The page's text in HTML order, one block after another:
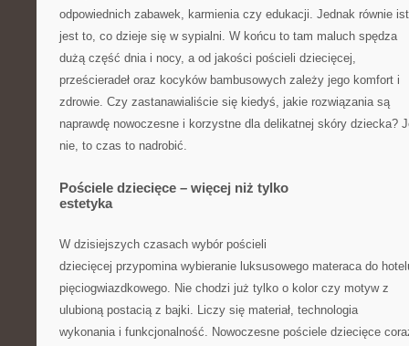
odpowiednich zabawek, karmienia czy edukacji. Jednak równie
jest to, co dzieje się w sypialni. W końcu to tam maluch spędza
dużą część dnia i nocy, a od jakości pościeli dziecięcej,
prześcieradeł oraz kocyków bambusowych zależy jego komfort i
zdrowie. Czy zastanawialiście się kiedyś, jakie rozwiązania są
naprawdę nowoczesne i korzystne dla delikatnej skóry dziecka?
nie, to czas to nadrobić.
Pościele dziecięce – więcej niż tylko
estetyka
W dzisiejszych czasach wybór pościeli
dziecięcej przypomina wybieranie luksusowego materaca do
pięciogwiazdkowego. Nie chodzi już tylko o kolor czy motyw z
ulubioną postacią z bajki. Liczy się materiał, technologia
wykonania i funkcjonalność. Nowoczesne pościele dziecięce